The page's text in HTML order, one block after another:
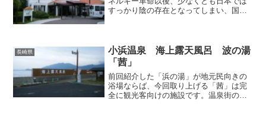
すっかり陰の存在となってしまい、国内
悉く閉山後の斜陽にあえぎ苦...
長崎県
小浜温泉 海上露天風呂 波の湯
「茜」
前回紹介した「浜の湯」が地元民向きの
浴場ならば、今回取り上げる「茜」は完
全に観光客向けの施設です。温泉街の中